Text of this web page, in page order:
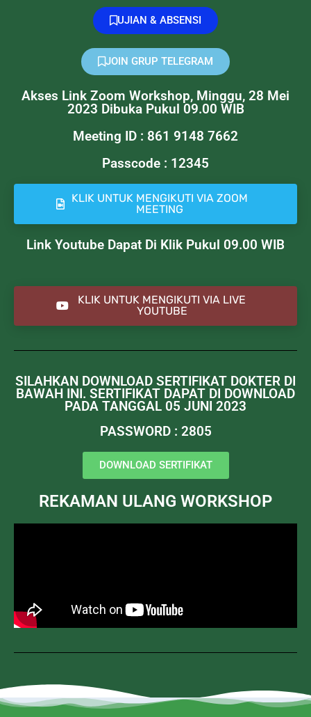
UJIAN & ABSENSI
JOIN GRUP TELEGRAM
Akses Link Zoom Workshop, Minggu, 28 Mei
2023 Dibuka Pukul 09.00 WIB
Meeting ID : 861 9148 7662
Passcode : 12345
KLIK UNTUK MENGIKUTI VIA ZOOM
MEETING
Link Youtube Dapat Di Klik Pukul 09.00 WIB
KLIK UNTUK MENGIKUTI VIA LIVE
YOUTUBE
SILAHKAN DOWNLOAD SERTIFIKAT DOKTER DI
BAWAH INI. SERTIFIKAT DAPAT DI DOWNLOAD
PADA TANGGAL 05 JUNI 2023
PASSWORD : 2805
DOWNLOAD SERTIFIKAT
REKAMAN ULANG WORKSHOP